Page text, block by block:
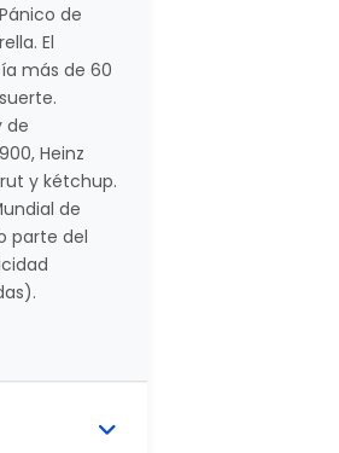
de
El
más de 60
de
Heinz
y kétchup.
de
parte del